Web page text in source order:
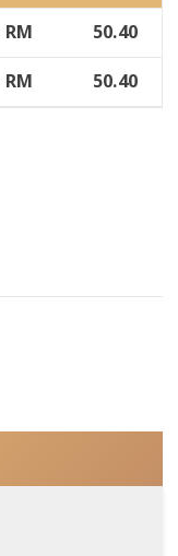
RM 50.40
RM 50.40